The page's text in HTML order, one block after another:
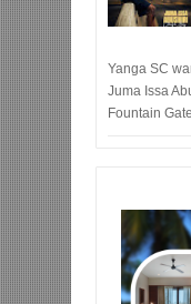
Yanga SC
Juma Issa
Fountain